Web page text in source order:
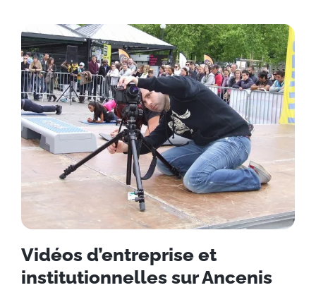
Vidéos d’entreprise et
institutionnelles sur Ancenis